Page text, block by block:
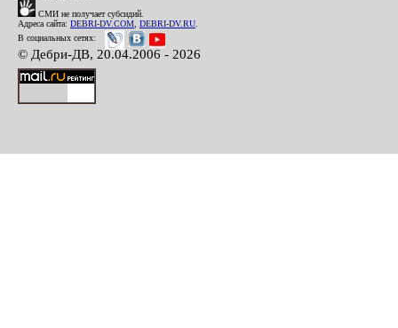
СМИ не получает субсидий.
Адреса сайта: DEBRI-DV.COM DEBRI-DV.RU
В социальных сетях:
© Дебри-ДВ, 20.04.2006 - 2026